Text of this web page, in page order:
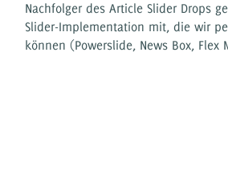
Nachfolger des Article Slider Drops
Slider-Implementation mit, die wir
können (Powerslide, News Box, Flex